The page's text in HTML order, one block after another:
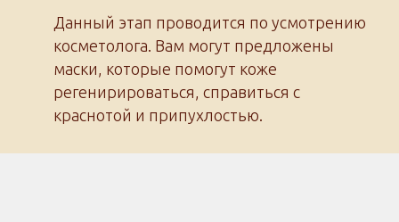
Данный этап проводится по усмотрению
косметолога. Вам могут предложены
маски, которые помогут коже
регенирироваться, справиться с
краснотой и припухлостью.